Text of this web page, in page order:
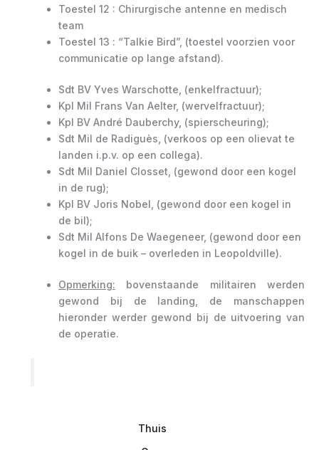
Toestel 12 : Chirurgische antenne en medisch
team
Toestel 13 : “Talkie Bird”, (toestel voorzien voor
communicatie op lange afstand).
Sdt BV Yves Warschotte, (enkelfractuur);
Kpl Mil Frans Van Aelter, (wervelfractuur);
Kpl BV André Dauberchy, (spierscheuring);
Sdt Mil de Radiguès, (verkoos op een olievat te
landen i.p.v. op een collega).
Sdt Mil Daniel Closset, (gewond door een kogel
in de rug);
Kpl BV Joris Nobel, (gewond door een kogel in
de bil);
Sdt Mil Alfons De Waegeneer, (gewond door een
kogel in de buik – overleden in Leopoldville).
Opmerking: bovenstaande militairen werden
gewond bij de landing, de manschappen
hieronder werder gewond bij de uitvoering van
de operatie.
Thuis